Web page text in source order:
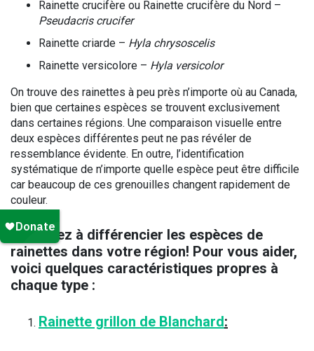
Rainette crucifère ou Rainette crucifère du Nord –
Pseudacris crucifer
Rainette criarde – Hyla chrysoscelis
Rainette versicolore – Hyla versicolor
On trouve des rainettes à peu près n’importe où au Canada,
bien que certaines espèces se trouvent exclusivement
dans certaines régions. Une comparaison visuelle entre
deux espèces différentes peut ne pas révéler de
ressemblance évidente. En outre, l’identification
systématique de n’importe quelle espèce peut être difficile
car beaucoup de ces grenouilles changent rapidement de
couleur.
Apprenez à différencier les espèces de
rainettes dans votre région! Pour vous aider,
voici quelques caractéristiques propres à
chaque type :
Rainette grillon de Blanchard: